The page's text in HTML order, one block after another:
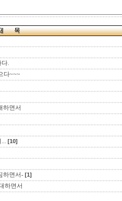
.
다~~~
하면서
[10]
하면서- [1]
하면서